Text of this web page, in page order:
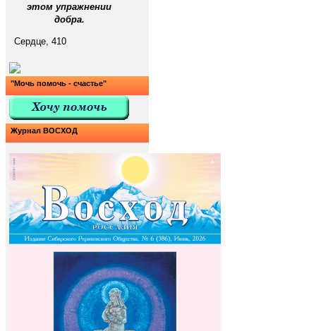
этом упражнении
добра.
Сердце, 410
"Мочь помочь - счастье"
Журнал ВОСХОД